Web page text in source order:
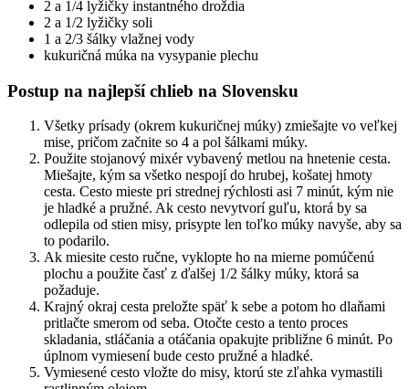
2 a 1/4 lyžičky instantného droždia
2 a 1/2 lyžičky soli
1 a 2/3 šálky vlažnej vody
kukuričná múka na vysypanie plechu
Postup na najlepší chlieb na Slovensku
Všetky prísady (okrem kukuričnej múky) zmiešajte vo veľkej
mise, pričom začnite so 4 a pol šálkami múky.
Použite stojanový mixér vybavený metlou na hnetenie cesta.
Miešajte, kým sa všetko nespojí do hrubej, košatej hmoty
cesta. Cesto mieste pri strednej rýchlosti asi 7 minút, kým nie
je hladké a pružné. Ak cesto nevytvorí guľu, ktorá by sa
odlepila od stien misy, prisypte len toľko múky navyše, aby sa
to podarilo.
Ak miesite cesto ručne, vyklopte ho na mierne pomúčenú
plochu a použite časť z ďalšej 1/2 šálky múky, ktorá sa
požaduje.
Krajný okraj cesta preložte späť k sebe a potom ho dlaňami
pritlačte smerom od seba. Otočte cesto a tento proces
skladania, stláčania a otáčania opakujte približne 6 minút. Po
úplnom vymiesení bude cesto pružné a hladké.
Vymiesené cesto vložte do misy, ktorú ste zľahka vymastili